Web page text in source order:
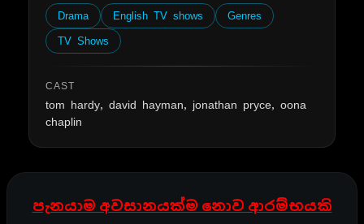
Drama English TV shows
Genres
TV Shows
CAST
tom hardy, david hayman, jonathan pryce, oona
chaplin
පැනයාම අවසානයක්ම නොව ආරම්භයකි